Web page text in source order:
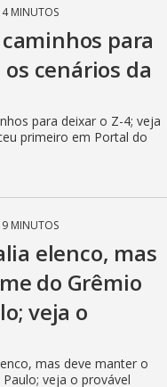
MINUTOS
para
cenários da
para deixar o Z-4; veja
primeiro em Portal do
MINUTOS
elenco, mas
do Grêmio
veja o
mas deve manter o
veja o provável